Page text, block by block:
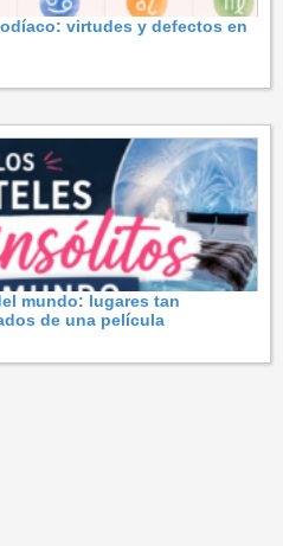
virtudes y defectos en
mundo: lugares tan
de una película